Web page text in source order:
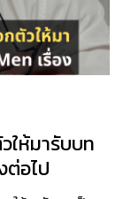
ให้มารับบท
ต่อไป